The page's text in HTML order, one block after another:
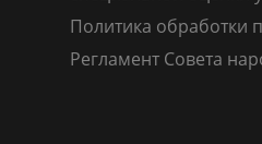
Политика обработки
Регламент Совета